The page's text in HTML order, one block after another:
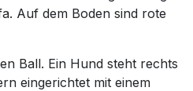
Auf dem Boden sind rote
Ball. Ein Hund steht rechts
eingerichtet mit einem